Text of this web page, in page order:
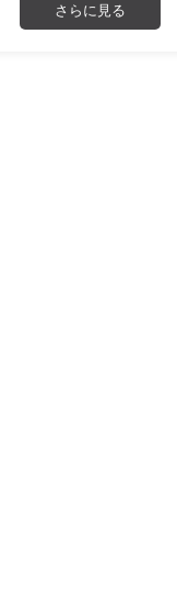
さらに見る